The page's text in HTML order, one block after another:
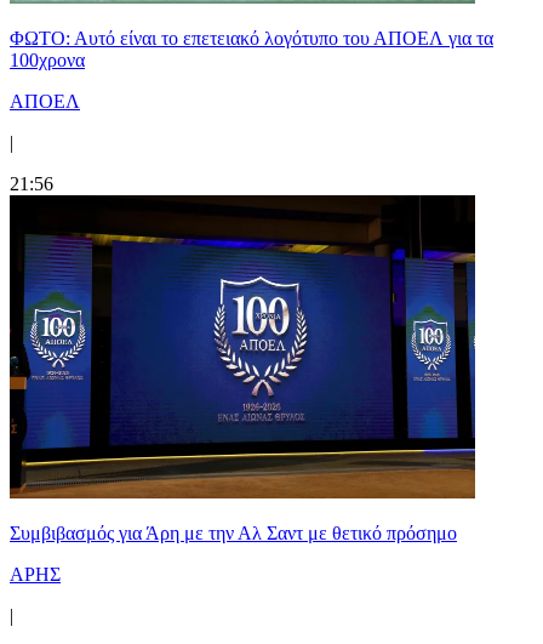
ΦΩΤΟ: Αυτό είναι το επετειακό λογότυπο του ΑΠΟΕΛ για τα
100χρονα
ΑΠΟΕΛ
|
21:56
Συμβιβασμός για Άρη με την Αλ Σαντ με θετικό πρόσημο
ΑΡΗΣ
|